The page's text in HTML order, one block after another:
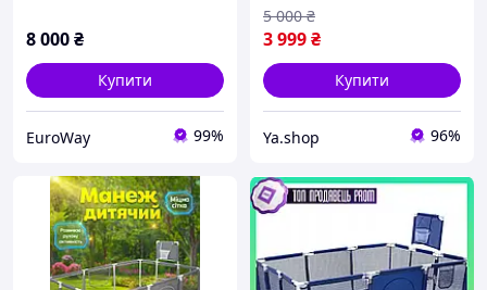
8 000₴
Купити
EuroWay 99%
3 999₴
5 000 ₴
Купити
Ya.shop 96%